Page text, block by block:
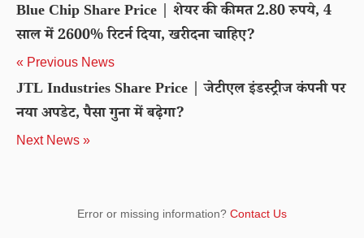
Blue Chip Share Price | शेयर की कीमत 2.80 रुपये, 4
साल में 2600% रिटर्न दिया, खरीदना चाहिए?
« Previous News
JTL Industries Share Price | जेटीएल इंडस्ट्रीज कंपनी पर
नया अपडेट, पैसा गुना में बढ़ेगा?
Next News »
Error or missing information? Contact Us